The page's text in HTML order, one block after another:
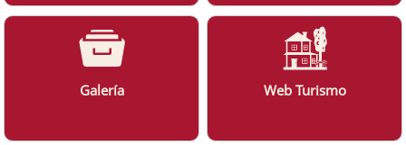
Galería Web Turismo